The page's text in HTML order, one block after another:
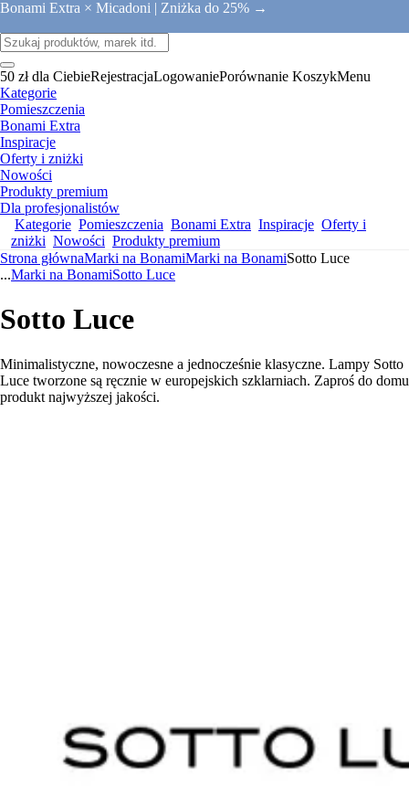
Bonami Extra × Micadoni | Zniżka do 25% →
50 zł dla CiebieRejestracjaLogowaniePorównanie KoszykMenu
Kategorie
Pomieszczenia
Bonami Extra
Inspiracje
Oferty i zniżki
Nowości
Produkty premium
Dla profesjonalistów
Kategorie Pomieszczenia Bonami Extra Inspiracje Oferty i
zniżki Nowości Produkty premium
Strona głównaMarki na BonamiMarki na BonamiSotto Luce
...Marki na BonamiSotto Luce
Sotto Luce
Minimalistyczne, nowoczesne a jednocześnie klasyczne. Lampy Sotto
Luce tworzone są ręcznie w europejskich szklarniach. Zaproś do domu
produkt najwyższej jakości.